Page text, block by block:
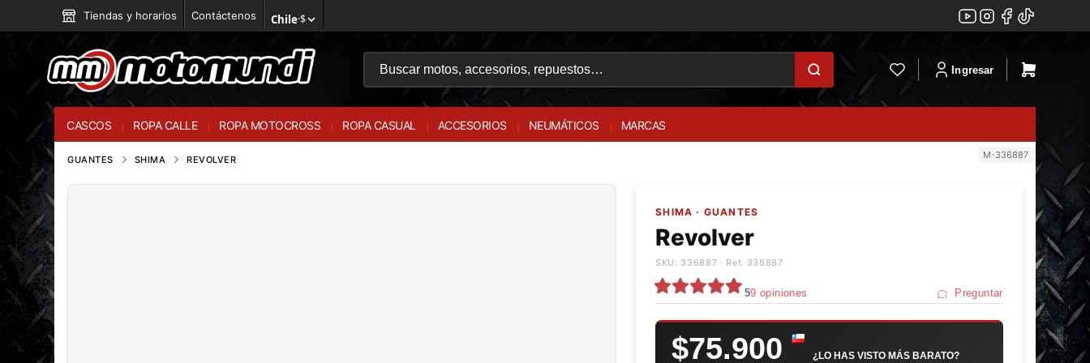
Tiendas y horarios Contáctenos Chile·$
Ingresar
CASCOS ROPA CALLE ROPA MOTOCROSS ROPA CASUAL ACCESORIOS NEUMÁTICOS MARCAS
GUANTES SHIMA REVOLVER M-336887
SHIMA · GUANTES
Revolver
SKU: 336887 · Ref. 336887
59 opiniones Preguntar
$75.900 ¿LO HAS VISTO MÁS BARATO?